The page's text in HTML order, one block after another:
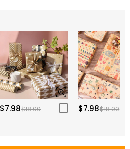
$7.98$18.00 $7.98$18.00